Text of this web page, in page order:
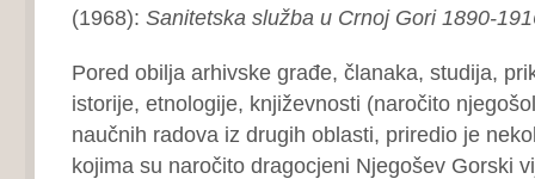
(1968): Sanitetska služba u Crnoj Gori 1890-
Pored obilja arhivske građe, članaka, studija,
istorije, etnologije, književnosti (naročito
naučnih radova iz drugih oblasti, priredio je
kojima su naročito dragocjeni Njegošev Gorski